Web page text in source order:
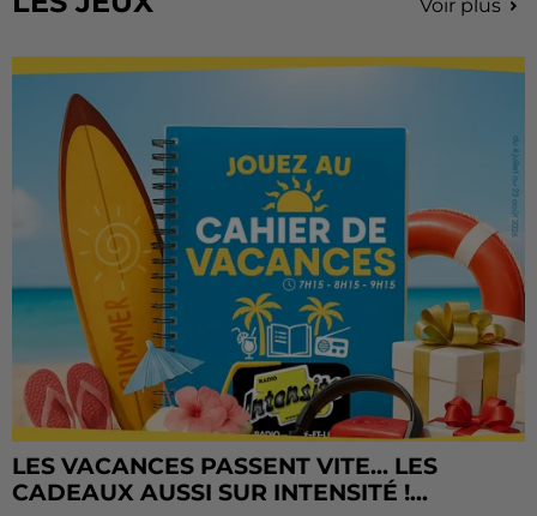
Voir plus
LES VACANCES PASSENT VITE... LES
CADEAUX AUSSI SUR INTENSITÉ !...